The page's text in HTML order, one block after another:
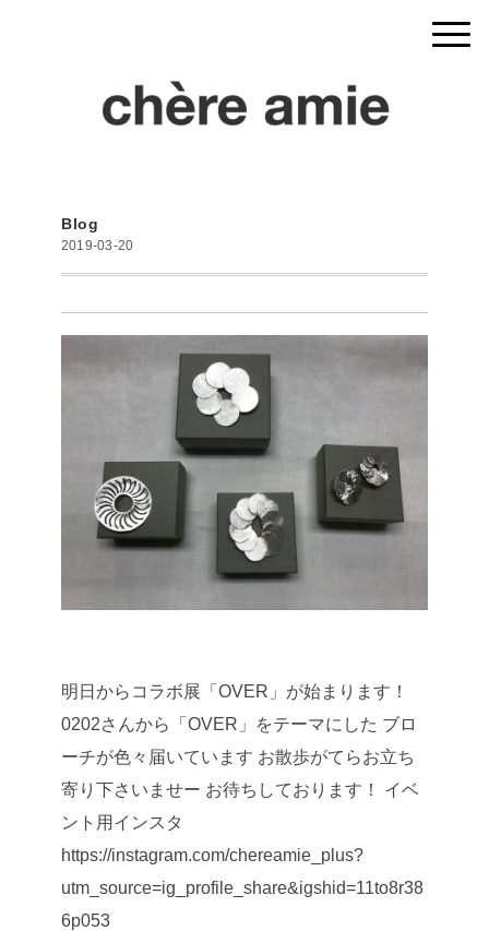
Blog
2019-03-20
明日からコラボ展「OVER」が始まります！
0202さんから「OVER」をテーマにした ブロ
ーチが色々届いています お散歩がてらお立ち
寄り下さいませー お待ちしております！
イベ
ント用インスタ
https://instagram.com/chereamie_plus?
utm_source=ig_profile_share&igshid=11to8r38
6p053